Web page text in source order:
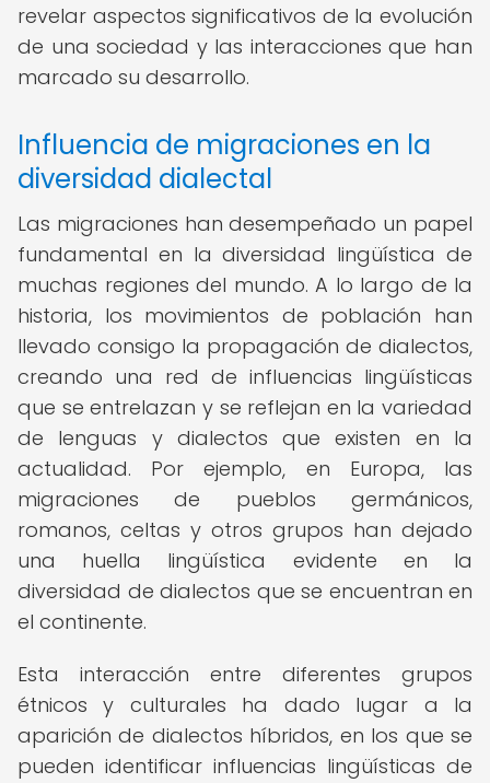
revelar aspectos significativos de la evolución
de una sociedad y las interacciones que han
marcado su desarrollo.
Influencia de migraciones en la
diversidad dialectal
Las migraciones han desempeñado un papel
fundamental en la diversidad lingüística de
muchas regiones del mundo. A lo largo de la
historia, los movimientos de población han
llevado consigo la propagación de dialectos,
creando una red de influencias lingüísticas
que se entrelazan y se reflejan en la variedad
de lenguas y dialectos que existen en la
actualidad. Por ejemplo, en Europa, las
migraciones de pueblos germánicos,
romanos, celtas y otros grupos han dejado
una huella lingüística evidente en la
diversidad de dialectos que se encuentran en
el continente.
Esta interacción entre diferentes grupos
étnicos y culturales ha dado lugar a la
aparición de dialectos híbridos, en los que se
pueden identificar influencias lingüísticas de